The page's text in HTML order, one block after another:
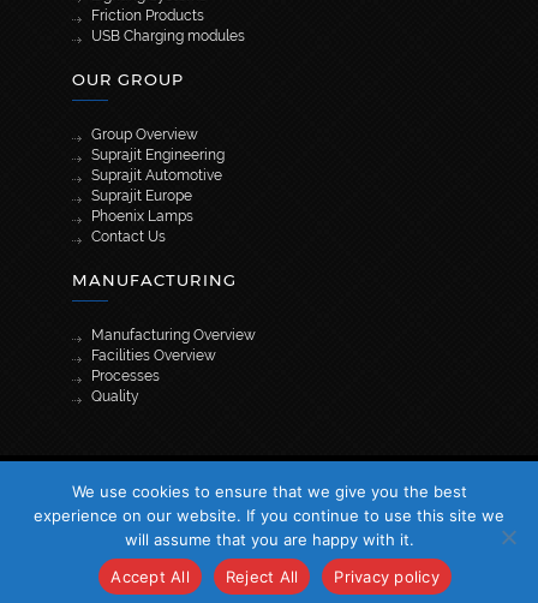
Friction Products
USB Charging modules
OUR GROUP
Group Overview
Suprajit Engineering
Suprajit Automotive
Suprajit Europe
Phoenix Lamps
Contact Us
MANUFACTURING
Manufacturing Overview
Facilities Overview
Processes
Quality
© 2026 Suprajit. All Rights Reserved
We use cookies to ensure that we give you the best
experience on our website. If you continue to use this site we
will assume that you are happy with it.
Accept All
Reject All Privacy policy